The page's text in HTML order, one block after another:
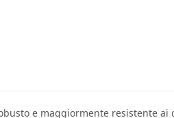
e maggiormente resistente ai